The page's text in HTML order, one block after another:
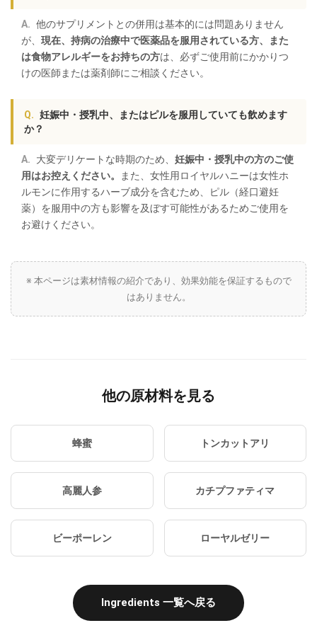
他のサプリメントとの併用は基本的には問題ありません
が、 現在、持病の治療中で医薬品を服用されている方、また
は食物アレルギーをお持ちの方は、必ずご使用前にかかりつ
けの医師または薬剤師にご相談ください。
妊娠中・授乳中、またはピルを服用していても飲めます
か？
大変デリケートな時期のため、 妊娠中・授乳中の方のご使
用はお控えください。
また、女性用ロイヤルハニーは女性ホ
ルモンに作用するハーブ成分を含むため、ピル（経口避妊
薬）を服用中の方も影響を及ぼす可能性があるためご使用を
お避けください。
※ 本ページは素材情報の紹介であり、効果効能を保証するもので
はありません。
他の原材料を見る
蜂蜜 トンカットアリ
高麗人参 カチプファティマ
ビーポーレン ローヤルゼリー
Ingredients 一覧へ戻る